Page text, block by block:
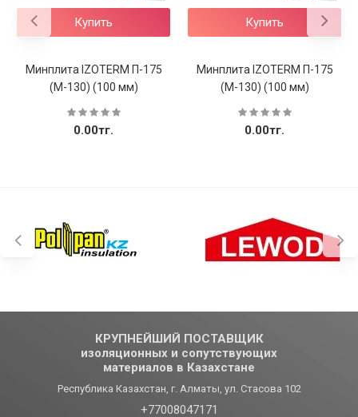
Купить
Минплита IZOTERM П-175
(М-130) (100 мм)
0.00тг.
Купить
Минплита IZOTERM П-175
(М-130) (100 мм)
0.00тг.
КРУПНЕЙШИЙ ПОСТАВЩИК
изоляционных и сопутствующих
материалов в Казахстане
Республика Казахстан, г. Алматы, ул. Стасова 102
+77008047171